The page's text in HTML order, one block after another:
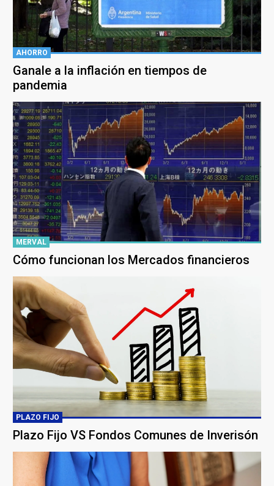
AHORRO
Ganale a la inflación en tiempos de
pandemia
MERVAL
Cómo funcionan los Mercados financieros
PLAZO FIJO
Plazo Fijo VS Fondos Comunes de Inverisón